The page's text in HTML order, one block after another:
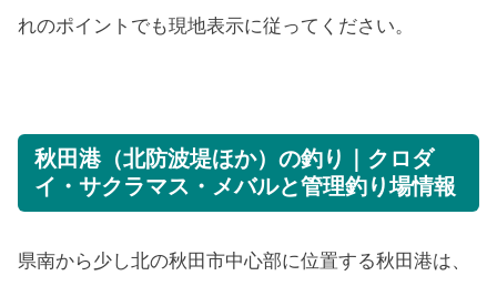
れのポイントでも現地表示に従ってください。
秋田港（北防波堤ほか）の釣り｜クロダ
イ・サクラマス・メバルと管理釣り場情報
県南から少し北の秋田市中心部に位置する秋田港は、